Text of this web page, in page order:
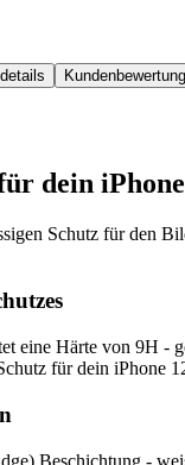
dein
Schutz für den
eine Härte von 9H -
für dein iPhone
Beschichtung -